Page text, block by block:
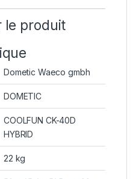
le produit
‎Dometic Waeco gmbh
‎DOMETIC
‎COOLFUN CK-40D
HYBRID
‎22 kg